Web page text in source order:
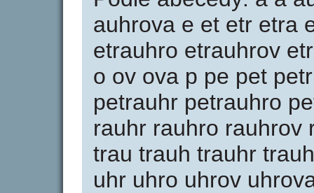
auhrova e et etr etra
etrauhro etrauhrov
o ov ova p pe pet
petrauhr petrauhro
rauhr rauhro rauhrov
trau trauh trauhr
uhr uhro uhrov